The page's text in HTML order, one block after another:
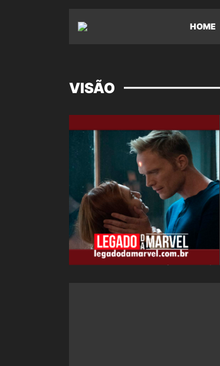
HOME
VISÃO